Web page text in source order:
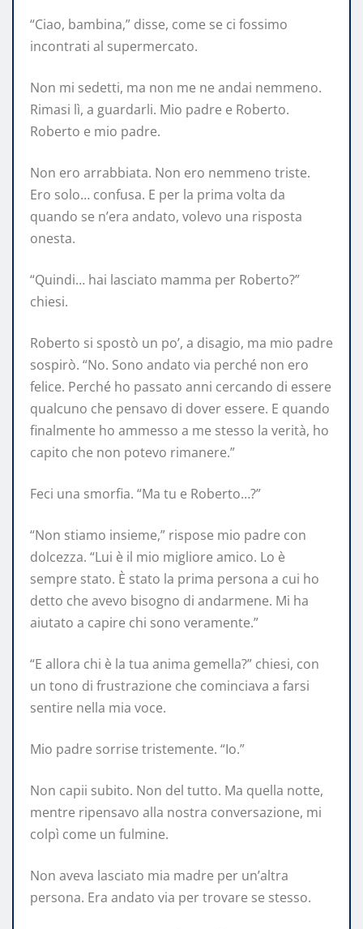
“Ciao, bambina,” disse, come se ci fossimo
incontrati al supermercato.
Non mi sedetti, ma non me ne andai nemmeno.
Rimasi lì, a guardarli. Mio padre e Roberto.
Roberto e mio padre.
Non ero arrabbiata. Non ero nemmeno triste.
Ero solo… confusa. E per la prima volta da
quando se n’era andato, volevo una risposta
onesta.
“Quindi… hai lasciato mamma per Roberto?”
chiesi.
Roberto si spostò un po’, a disagio, ma mio padre
sospirò. “No. Sono andato via perché non ero
felice. Perché ho passato anni cercando di essere
qualcuno che pensavo di dover essere. E quando
finalmente ho ammesso a me stesso la verità, ho
capito che non potevo rimanere.”
Feci una smorfia. “Ma tu e Roberto…?”
“Non stiamo insieme,” rispose mio padre con
dolcezza. “Lui è il mio migliore amico. Lo è
sempre stato. È stato la prima persona a cui ho
detto che avevo bisogno di andarmene. Mi ha
aiutato a capire chi sono veramente.”
“E allora chi è la tua anima gemella?” chiesi, con
un tono di frustrazione che cominciava a farsi
sentire nella mia voce.
Mio padre sorrise tristemente. “Io.”
Non capii subito. Non del tutto. Ma quella notte,
mentre ripensavo alla nostra conversazione, mi
colpì come un fulmine.
Non aveva lasciato mia madre per un’altra
persona. Era andato via per trovare se stesso.